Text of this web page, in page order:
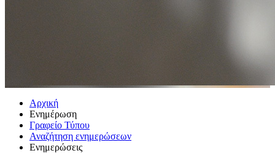
Αρχική
Ενημέρωση
Γραφείο Τύπου
Αναζήτηση ενημερώσεων
Ενημερώσεις